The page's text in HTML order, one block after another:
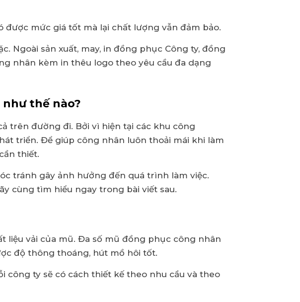
được mức giá tốt mà lại chất lượng vẫn đảm bảo.
Ngoài sản xuất, may, in đồng phục Công ty, đồng
nhân kèm in thêu logo theo yêu cầu đa dạng
thế nào?
trên đường đi. Bởi vì hiện tại các khu công
triển. Để giúp công nhân luôn thoải mái khi làm
thiết.
tránh gây ảnh hưởng đến quá trình làm việc.
cùng tìm hiểu ngay trong bài viết sau.
liệu vải của mũ. Đa số mũ đồng phục công nhân
độ thông thoáng, hút mồ hôi tốt.
công ty sẽ có cách thiết kế theo nhu cầu và theo